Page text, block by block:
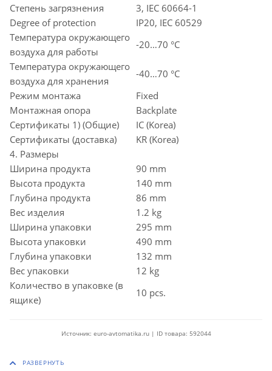
Степень загрязнения
3, IEC 60664-1
Degree of protection
IP20, IEC 60529
Температура окружающего
воздуха для работы
-20…70 °C
Температура окружающего
воздуха для хранения
-40…70 °C
Режим монтажа
Fixed
Монтажная опора
Backplate
Сертификаты 1) (Общие)
IC (Korea)
Сертификаты (доставка)
KR (Korea)
4. Размеры
Ширина продукта
90 mm
Высота продукта
140 mm
Глубина продукта
86 mm
Вес изделия
1.2 kg
Ширина упаковки
295 mm
Высота упаковки
490 mm
Глубина упаковки
132 mm
Вес упаковки
12 kg
Количество в упаковке (в
ящике)
10 pcs.
Источник: euro-avtomatika.ru | ID товара: 592044